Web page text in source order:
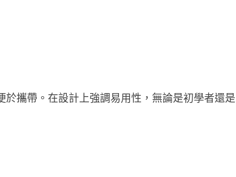
攜帶。在設計上強調易用性，無論是初學者還是